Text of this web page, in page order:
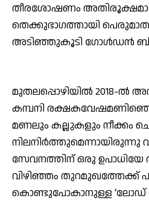
തീരശോഷണം
തെക്കുഭാഗത്തായി
അടിഞ്ഞുകൂടി ഗോള്‍ഡന്‍
മുതലപ്പൊഴിയില്‍ 2018-ല്‍
കമ്പനി
മണലും കല്ലുകളും നീക്കം
നിലനിര്‍ത്തുമെന്നായിരുന്നു
സേവനത്തിന് ഒരു
വിഴിഞ്ഞം തുറമുഖത്തേക്ക്
കൊണ്ടുപോകാനുള്ള ‘ലോഡ്